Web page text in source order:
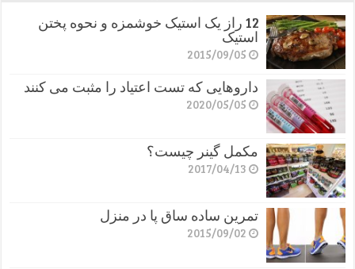
12 راز یک استیک خوشمزه و نحوه پختن
استیک
2015/09/05
داروهایی که تست اعتیاد را مثبت می کنند
2020/05/05
مکمل گینر چیست؟
2017/04/13
تمرین ساده ساق پا در منزل
2015/09/02